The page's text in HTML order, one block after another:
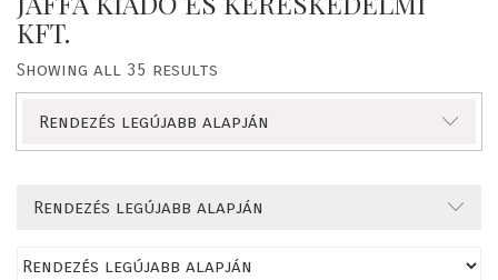
KFT.
Showing all 35 results
Rendezés legújabb alapján
Rendezés legújabb alapján